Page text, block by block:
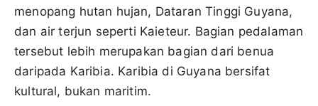
menopang hutan hujan, Dataran Tinggi Guyana,
dan air terjun seperti Kaieteur. Bagian pedalaman
tersebut lebih merupakan bagian dari benua
daripada Karibia. Karibia di Guyana bersifat
kultural, bukan maritim.